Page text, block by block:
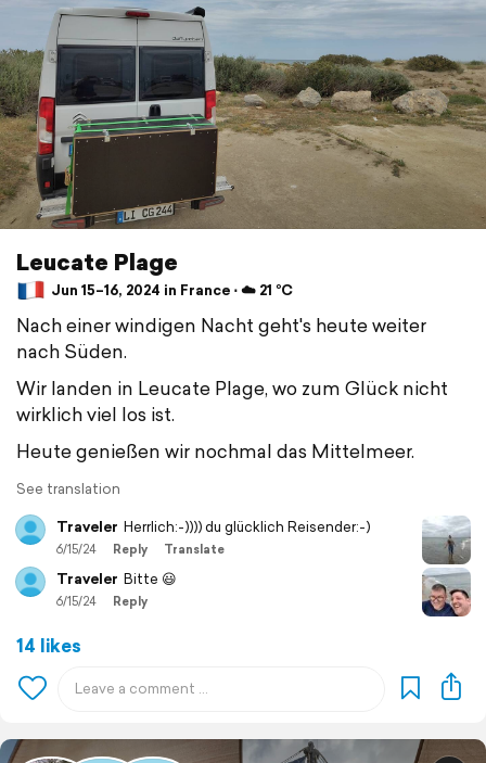
Leucate Plage
Jun 15–16, 2024 in France ⋅ ☁️ 21 °C
Nach einer windigen Nacht geht's heute weiter
nach Süden.
Wir landen in Leucate Plage, wo zum Glück nicht
wirklich viel los ist.
Heute genießen wir nochmal das Mittelmeer.
See translation
Traveler Herrlich:-)))) du glücklich Reisender:-)
6/15/24 Reply Translate
Traveler Bitte 😃
6/15/24 Reply
14 likes